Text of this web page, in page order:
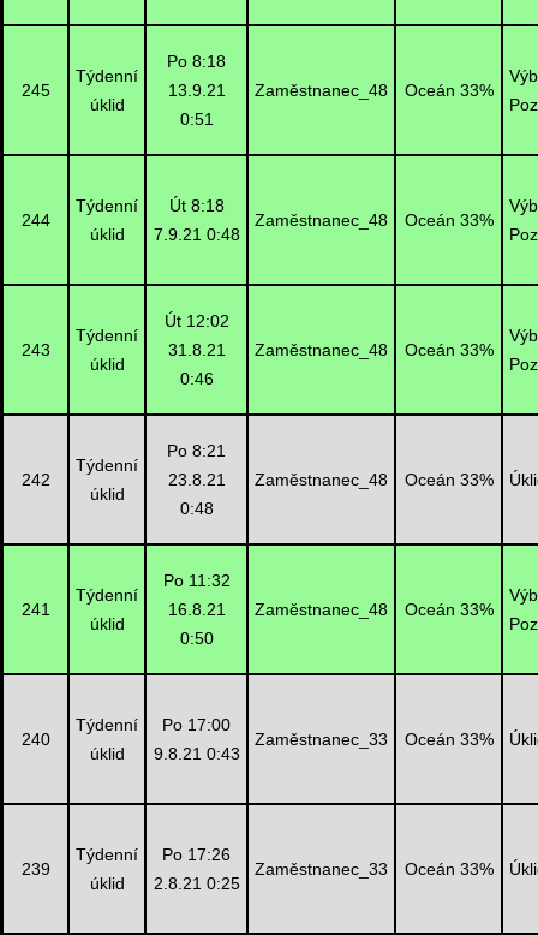
245
Týdenní
úklid
Po 8:18
13.9.21
0:51
Zaměstnanec_48 Oceán 33%
244
Týdenní
úklid
Út 8:18
7.9.21 0:48
Zaměstnanec_48 Oceán 33%
243
Týdenní
úklid
Út 12:02
31.8.21
0:46
Zaměstnanec_48 Oceán 33%
242
Týdenní
úklid
Po 8:21
23.8.21
0:48
Zaměstnanec_48 Oceán 33%
241
Týdenní
úklid
Po 11:32
16.8.21
0:50
Zaměstnanec_48 Oceán 33%
240
Týdenní
úklid
Po 17:00
9.8.21 0:43
Zaměstnanec_33 Oceán 33%
239
Týdenní
úklid
Po 17:26
2.8.21 0:25
Zaměstnanec_33 Oceán 33%